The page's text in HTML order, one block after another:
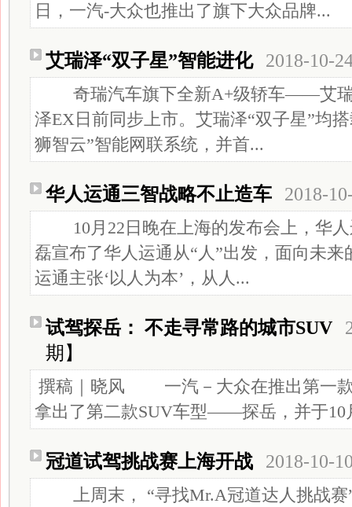
日，一汽-大众也推出了旗下大众品牌...
艾瑞泽“双子星”智能进化 2018-10-
奇瑞汽车旗下全新A+级轿车——艾瑞
泽EX日前同步上市。艾瑞泽“双子星”均
狮智云”智能网联系统，并首...
华人运通三智战略不止造车 2018-
10月22日晚在上海的发布会上，华人
磊宣布了华人运通从“人”出发，面向未来
运通主张‘以人为本’，从人...
试驾探岳： 不走寻常路的城市SUV
期】
撰稿｜晓风 一汽－大众在推出第一款
拿出了第二款SUV车型——探岳，并于10
冠道试驾挑战赛上海开战 2018-10-
上周末， “寻找Mr.A冠道达人挑战赛